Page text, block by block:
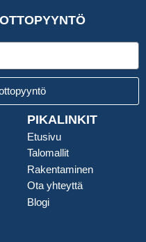
PIKALINKIT
Etusivu
Talomallit
Rakentaminen
Ota yhteyttä
Blogi